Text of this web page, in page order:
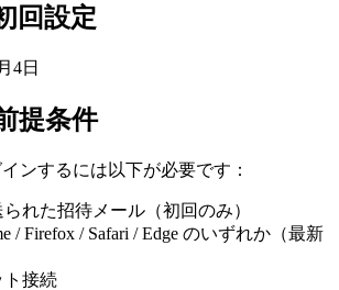
回設定
4日
提条件
ンするには以下が必要です：
れた招待メール（初回のみ）
/ Firefox / Safari / Edge のいずれか（最新
ト接続